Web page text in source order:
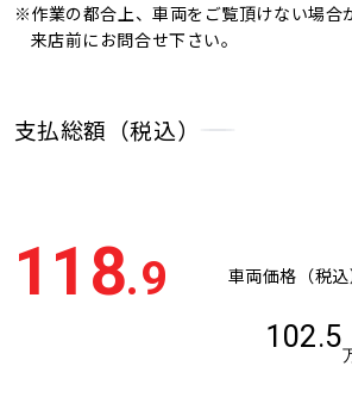
※作業の都合上、車両をご覧頂けない場合
来店前にお問合せ下さい。
支払総額（税込）
118.9 車両価格（税込
102.5